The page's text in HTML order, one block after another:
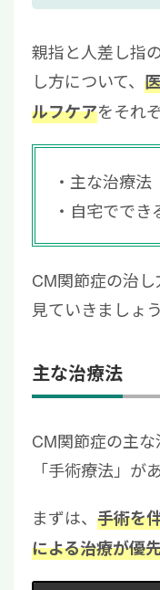
親指と人差し指
し方について、
ルフケアをそれ
主な治療法
自宅ででき
CM関節症の治
見ていきましょう
主な治療法
CM関節症の主
「手術療法」が
まずは、 手術を
による治療が優